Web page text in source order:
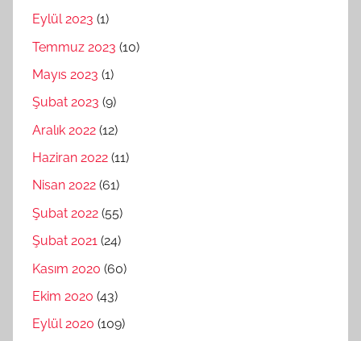
Eylül 2023 (1)
Temmuz 2023 (10)
Mayıs 2023 (1)
Şubat 2023 (9)
Aralık 2022 (12)
Haziran 2022 (11)
Nisan 2022 (61)
Şubat 2022 (55)
Şubat 2021 (24)
Kasım 2020 (60)
Ekim 2020 (43)
Eylül 2020 (109)